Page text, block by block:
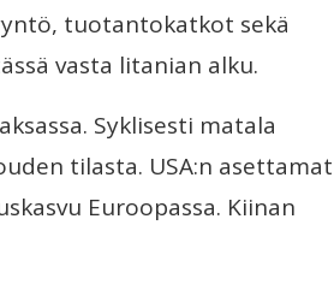
tuotantokatkot sekä
vasta litanian alku.
Syklisesti matala
tilasta. USA:n asettamat
Euroopassa. Kiinan